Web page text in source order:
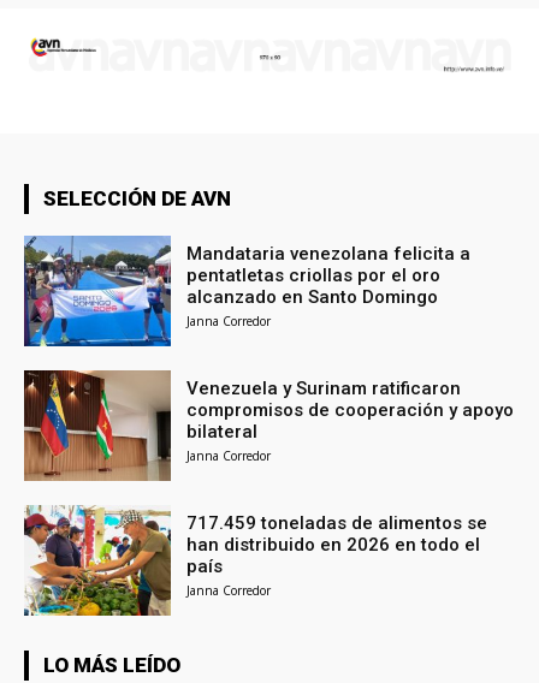
SELECCIÓN DE AVN
Mandataria venezolana felicita a
pentatletas criollas por el oro
alcanzado en Santo Domingo
Janna Corredor
Venezuela y Surinam ratificaron
compromisos de cooperación y apoyo
bilateral
Janna Corredor
717.459 toneladas de alimentos se
han distribuido en 2026 en todo el
país
Janna Corredor
LO MÁS LEÍDO